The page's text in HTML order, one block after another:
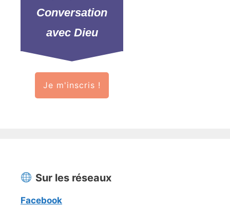
Conversation
avec Dieu
Je m'inscris !
Sur les réseaux
Facebook